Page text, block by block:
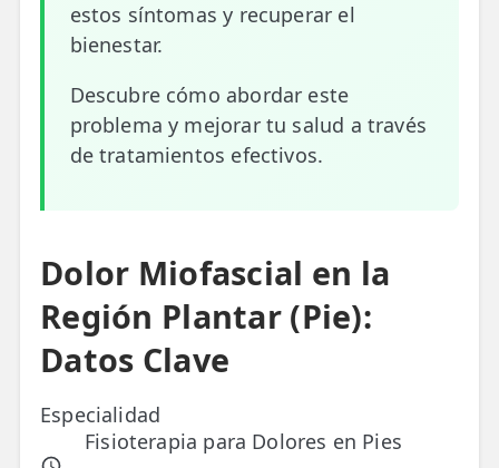
😧 Fisioterapia ATM
🫶 Suelo Pélvico
💆 Masajes Madrid
🏅 Fisioterapia Deportiva
🧠 Fisioterapia Neurológica
🧍 Fisioterapia Vestibular
🫁 Fisioterapia Respiratoria
👶 Fisioterapia Pediátrica
TRATAMIENTOS
estos síntomas y recuperar el
bienestar.
Descubre cómo abordar este
problema y mejorar tu salud a través
de tratamientos efectivos.
Dolor Miofascial en la
Región Plantar (Pie):
Datos Clave
Especialidad
Fisioterapia para Dolores en Pies